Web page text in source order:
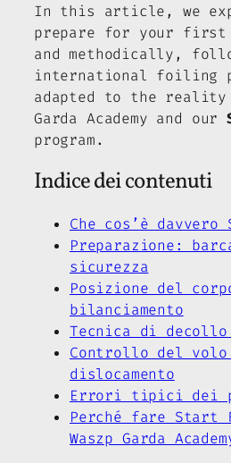
In this article, we
prepare for your
and methodically,
international foiling
adapted to the reality
Garda Academy and our
program.
Indice dei contenuti
Che cos’è
Preparazione:
sicurezza
Posizione del
bilanciamento
Tecnica di decollo
Controllo del
dislocamento
Errori tipici dei
Perché fare Start
Waszp Garda